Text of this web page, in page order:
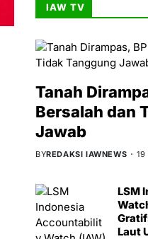
IAW TV
Tanah
Bersalah dan
Jawab
BYREDAKSI IAWNEWS 19
LSM
Laut